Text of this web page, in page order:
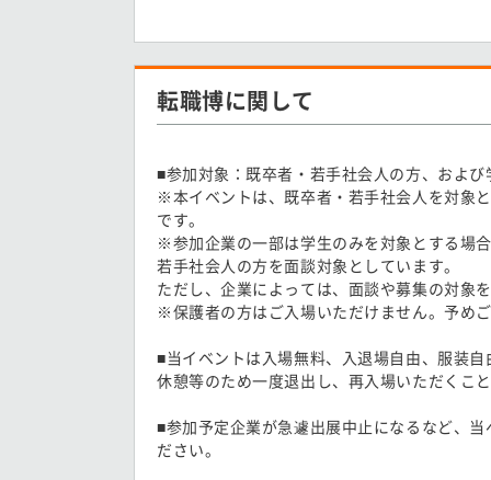
転職博に関して
■参加対象：既卒者・若手社会人の方、および
※本イベントは、既卒者・若手社会人を対象
です。
※参加企業の一部は学生のみを対象とする場
若手社会人の方を面談対象としています。
ただし、企業によっては、面談や募集の対象
※保護者の方はご入場いただけません。予め
■当イベントは入場無料、入退場自由、服装自
休憩等のため一度退出し、再入場いただくこ
■参加予定企業が急遽出展中止になるなど、
ださい。